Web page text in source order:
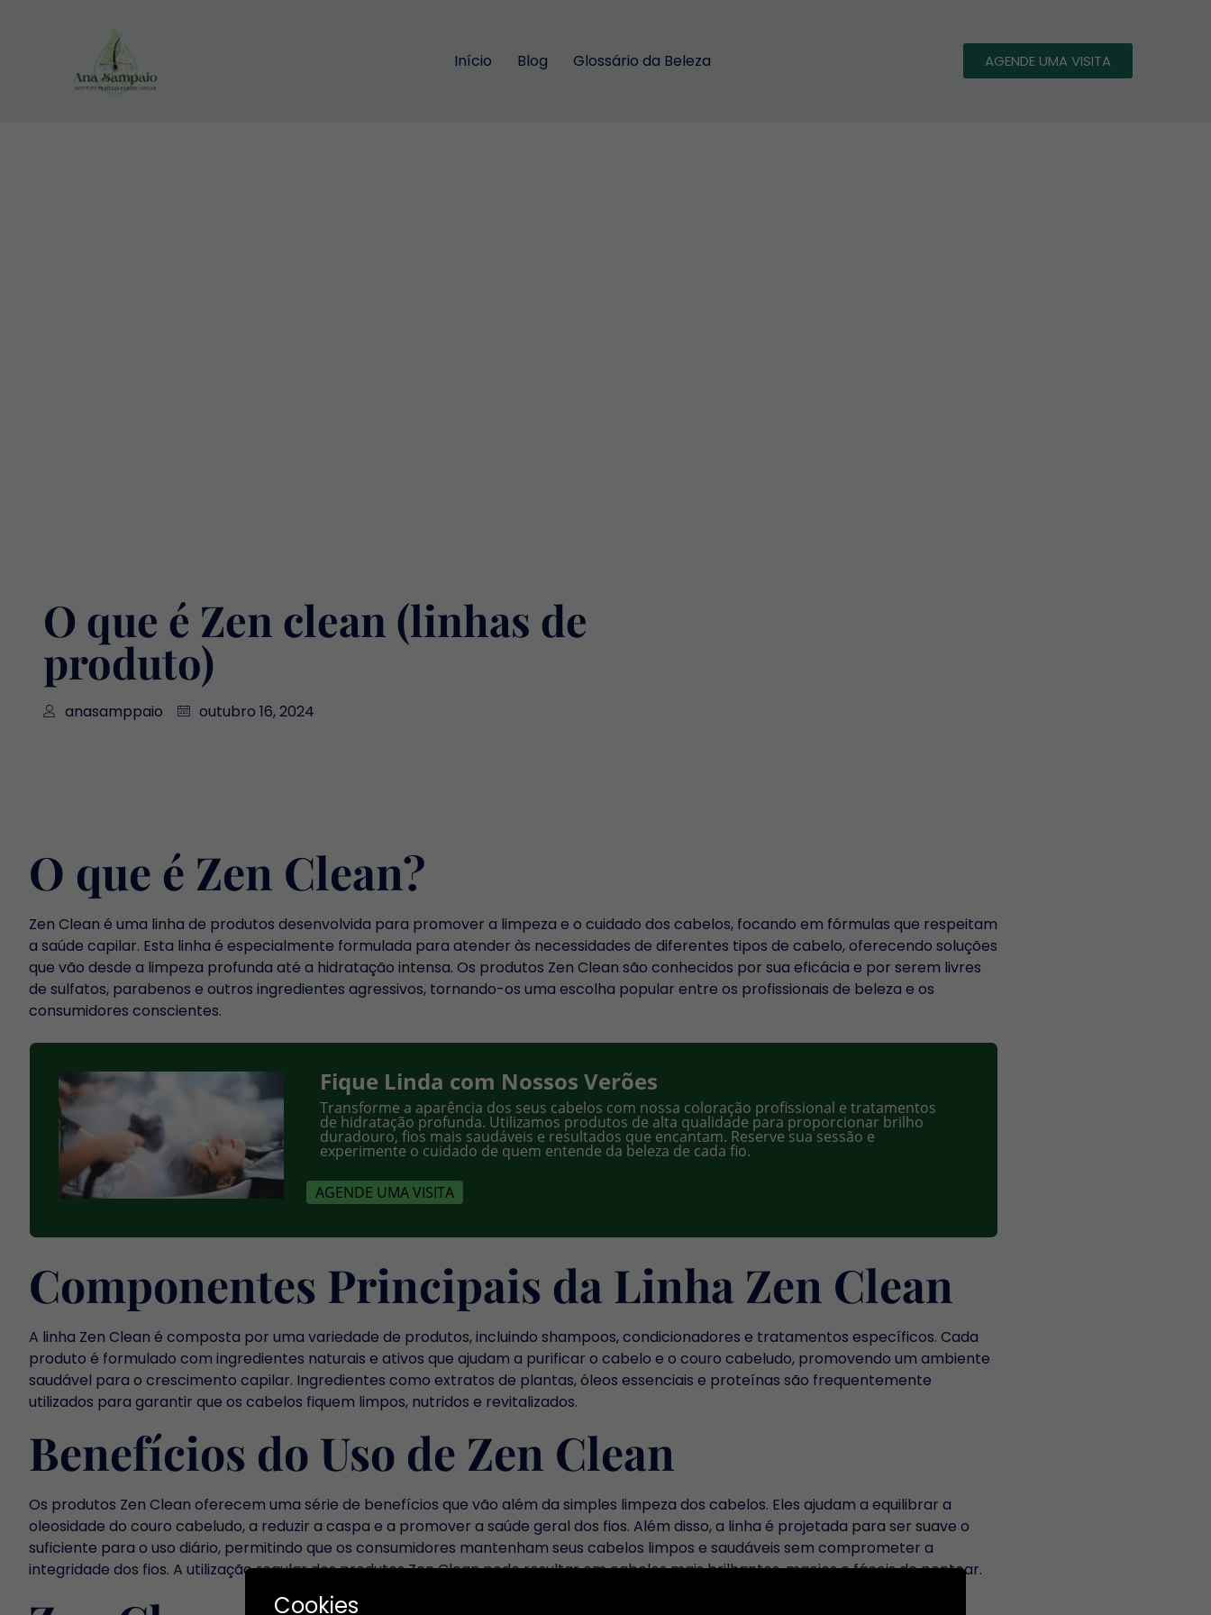
Início Blog Glossário da Beleza AGENDE UMA VISITA
O que é Zen clean (linhas de
produto)
anasamppaio outubro 16, 2024
O que é Zen Clean?
Zen Clean é uma linha de produtos desenvolvida para promover a limpeza e o cuidado dos cabelos, focando em fórmulas que respeitam
a saúde capilar. Esta linha é especialmente formulada para atender às necessidades de diferentes tipos de cabelo, oferecendo soluções
que vão desde a limpeza profunda até a hidratação intensa. Os produtos Zen Clean são conhecidos por sua eficácia e por serem livres
de sulfatos, parabenos e outros ingredientes agressivos, tornando-os uma escolha popular entre os profissionais de beleza e os
consumidores conscientes.
Fique Linda com Nossos Verões
Transforme a aparência dos seus cabelos com nossa coloração profissional e tratamentos
de hidratação profunda. Utilizamos produtos de alta qualidade para proporcionar brilho
duradouro, fios mais saudáveis e resultados que encantam. Reserve sua sessão e
experimente o cuidado de quem entende da beleza de cada fio.
AGENDE UMA VISITA
Componentes Principais da Linha Zen Clean
A linha Zen Clean é composta por uma variedade de produtos, incluindo shampoos, condicionadores e tratamentos específicos. Cada
produto é formulado com ingredientes naturais e ativos que ajudam a purificar o cabelo e o couro cabeludo, promovendo um ambiente
saudável para o crescimento capilar. Ingredientes como extratos de plantas, óleos essenciais e proteínas são frequentemente
utilizados para garantir que os cabelos fiquem limpos, nutridos e revitalizados.
Benefícios do Uso de Zen Clean
Os produtos Zen Clean oferecem uma série de benefícios que vão além da simples limpeza dos cabelos. Eles ajudam a equilibrar a
oleosidade do couro cabeludo, a reduzir a caspa e a promover a saúde geral dos fios. Além disso, a linha é projetada para ser suave o
suficiente para o uso diário, permitindo que os consumidores mantenham seus cabelos limpos e saudáveis sem comprometer a
integridade dos fios. A utilização regular dos produtos Zen Clean pode resultar em cabelos mais brilhantes, macios e fáceis de pentear.
Cookies